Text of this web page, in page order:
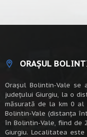
ORAȘUL
Oraşul Bolintin-Vale
judeţului Giurgiu, la o
măsurată de la km 0 al
Bolintin-Vale (distanța
în Bolintin-Vale, fiind de
Giurgiu. Localitatea